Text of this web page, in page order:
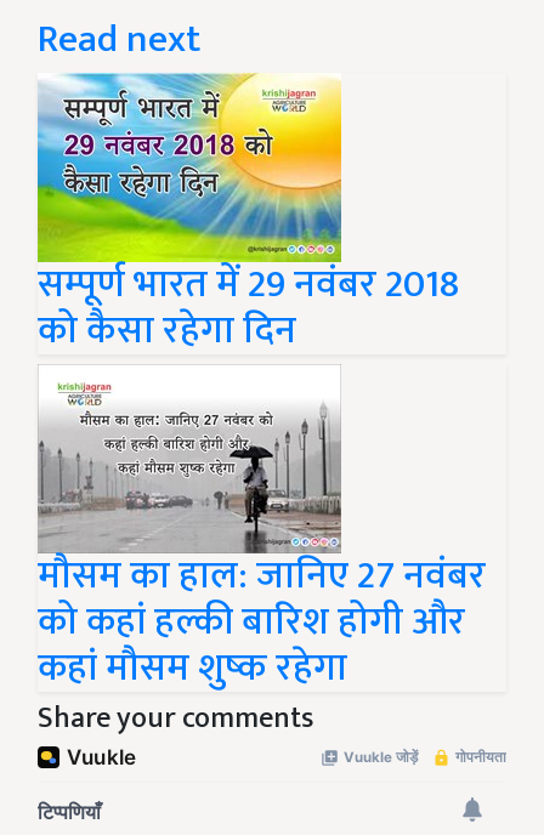
Read next
सम्पूर्ण भारत में 29 नवंबर 2018
को कैसा रहेगा दिन
मौसम का हाल: जानिए 27 नवंबर
को कहां हल्की बारिश होगी और
कहां मौसम शुष्क रहेगा
Share your comments